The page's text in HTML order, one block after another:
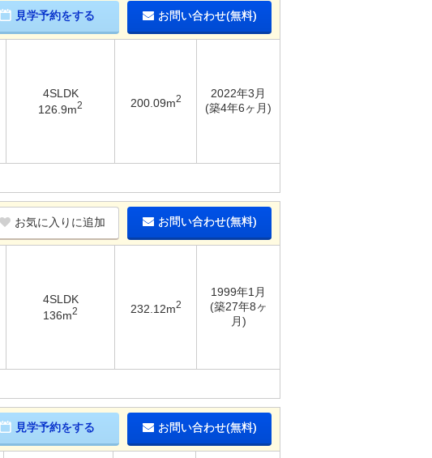
見学予約をする お問い合わせ(無料)
4SLDK
126.9m2 200.09m2
2022年3月
(築4年6ヶ月)
お気に入りに追加 お問い合わせ(無料)
4SLDK
136m2 232.12m2
1999年1月
(築27年8ヶ
月)
見学予約をする お問い合わせ(無料)